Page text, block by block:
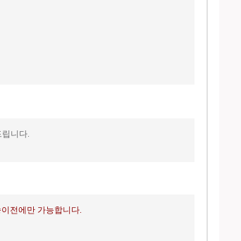
니다.
전에만 가능합니다.